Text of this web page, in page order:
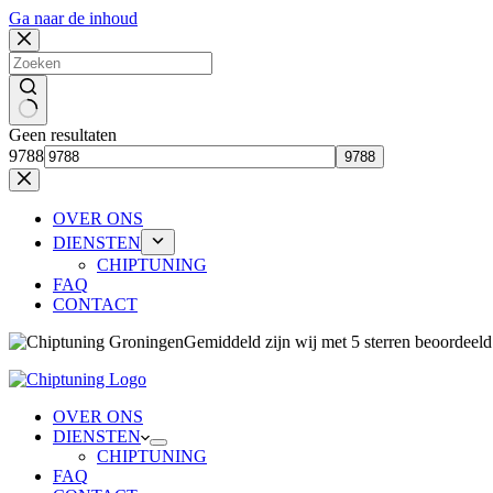
Ga naar de inhoud
Geen resultaten
9788
OVER ONS
DIENSTEN
CHIPTUNING
FAQ
CONTACT
Gemiddeld zijn wij
OVER ONS
DIENSTEN
CHIPTUNING
FAQ